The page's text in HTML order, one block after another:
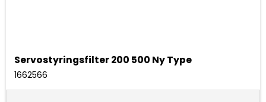
Servostyringsfilter 200 500 Ny Type
1662566